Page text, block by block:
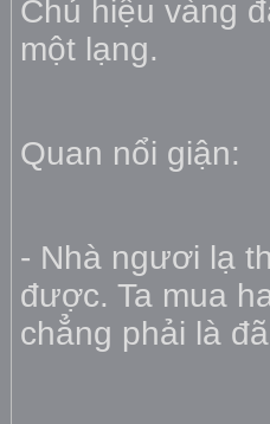
Chủ hiệu vàng
một lạng.
Quan nổi giận:
- Nhà ngươi lạ
được. Ta mua
chẳng phải là